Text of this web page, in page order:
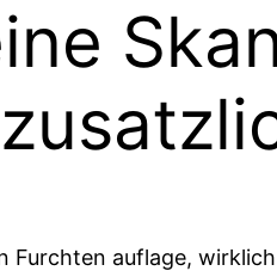
auflage,